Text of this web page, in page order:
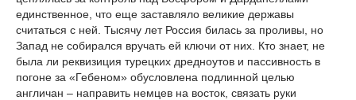
единственное, что еще заставляло великие державы
считаться с ней. Тысячу лет Россия билась за проливы, но
Запад не собирался вручать ей ключи от них. Кто знает, не
была ли реквизиция турецких дредноутов и пассивность в
погоне за «Гебеном» обусловлена подлинной целью
англичан – направить немцев на восток, связать руки